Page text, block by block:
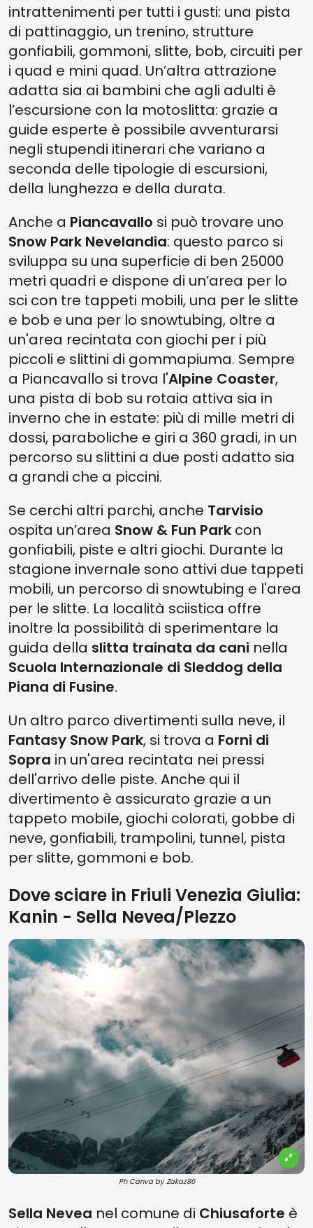
intrattenimenti per tutti i gusti: una pista
di pattinaggio, un trenino, strutture
gonfiabili, gommoni, slitte, bob, circuiti per
i quad e mini quad. Un’altra attrazione
adatta sia ai bambini che agli adulti è
l’escursione con la motoslitta: grazie a
guide esperte è possibile avventurarsi
negli stupendi itinerari che variano a
seconda delle tipologie di escursioni,
della lunghezza e della durata.
Anche a Piancavallo si può trovare uno
Snow Park Nevelandia: questo parco si
sviluppa su una superficie di ben 25000
metri quadri e dispone di un’area per lo
sci con tre tappeti mobili, una per le slitte
e bob e una per lo snowtubing, oltre a
un'area recintata con giochi per i più
piccoli e slittini di gommapiuma. Sempre
a Piancavallo si trova l'Alpine Coaster,
una pista di bob su rotaia attiva sia in
inverno che in estate: più di mille metri di
dossi, paraboliche e giri a 360 gradi, in un
percorso su slittini a due posti adatto sia
a grandi che a piccini.
Se cerchi altri parchi, anche Tarvisio
ospita un’area Snow & Fun Park con
gonfiabili, piste e altri giochi. Durante la
stagione invernale sono attivi due tappeti
mobili, un percorso di snowtubing e l'area
per le slitte. La località sciistica offre
inoltre la possibilità di sperimentare la
guida della slitta trainata da cani nella
Scuola Internazionale di Sleddog della
Piana di Fusine.
Un altro parco divertimenti sulla neve, il
Fantasy Snow Park, si trova a Forni di
Sopra in un'area recintata nei pressi
dell'arrivo delle piste. Anche qui il
divertimento è assicurato grazie a un
tappeto mobile, giochi colorati, gobbe di
neve, gonfiabili, trampolini, tunnel, pista
per slitte, gommoni e bob.
Dove sciare in Friuli Venezia Giulia:
Kanin - Sella Nevea/Plezzo
Ph Canva by Zakaz86
Sella Nevea nel comune di Chiusaforte è